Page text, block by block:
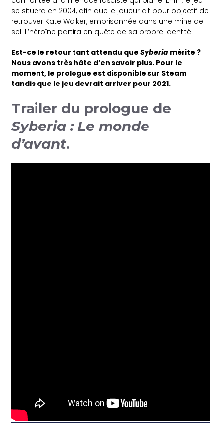
se situera en 2004, afin que le joueur ait pour objectif de
retrouver Kate Walker, emprisonnée dans une mine de
sel. L’héroïne partira en quête de sa propre identité.
Est-ce le retour tant attendu queSyberia mérite ?
Nous avons très hâte d’en savoir plus. Pour le
moment, le prologue est disponible sur Steam
tandis que le jeu devrait arriver pour 2021.
Trailer du prologue de
Syberia : Le monde
d’avant.